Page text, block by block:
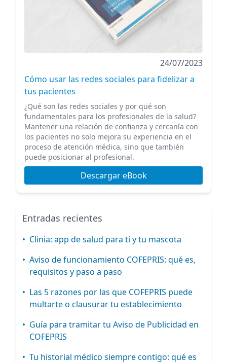
24/07/2023
Cómo usar las redes sociales para fidelizar a
tus pacientes
¿Qué son las redes sociales y por qué son
fundamentales para los profesionales de la salud?
Mantener una relación de confianza y cercanía con
los pacientes no solo mejora su experiencia en el
proceso de atención médica, sino que también
puede posicionar al profesional.
Descargar eBook
Entradas recientes
• Clinia: app de salud para ti y tu mascota
• Aviso de funcionamiento COFEPRIS: qué es,
requisitos y paso a paso
• Las 5 razones por las que COFEPRIS puede
multarte o clausurar tu establecimiento
• Guía para tramitar tu Aviso de Publicidad en
COFEPRIS
• Tu historial médico siempre contigo: qué es